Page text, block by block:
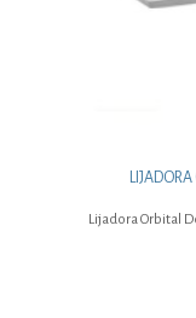
Lijadora Orbital